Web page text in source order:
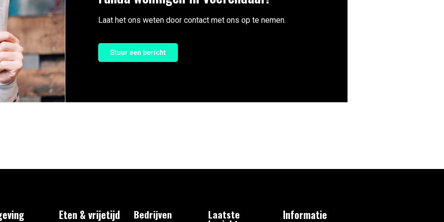
Laat het ons weten door contact met ons op te nemen.
Stuur een bericht
Eten & vrijetijd Bedrijven Laatste Informatie